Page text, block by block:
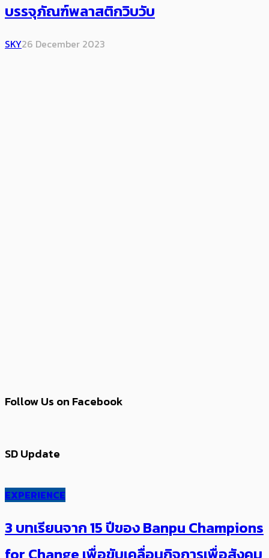
บรรจุภัณฑ์พลาสติกวิบวับ
SKY26 December 2023
Follow Us on Facebook
SD Update
EXPERIENCE
3 บทเรียนจาก 15 ปีของ Banpu Champions